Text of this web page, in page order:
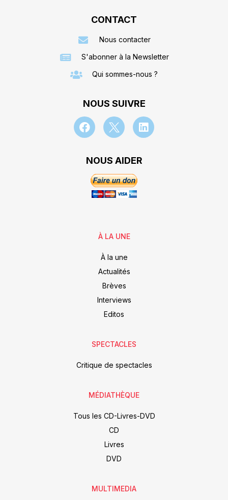
CONTACT
Nous contacter
S'abonner à la Newsletter
Qui sommes-nous ?
NOUS SUIVRE
NOUS AIDER
À LA UNE
À la une
Actualités
Brèves
Interviews
Editos
SPECTACLES
Critique de spectacles
MÉDIATHÈQUE
Tous les CD-Livres-DVD
CD
Livres
DVD
MULTIMEDIA